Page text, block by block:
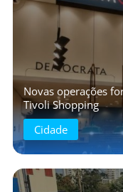
Novas operações
Tivoli Shopping
Cidade